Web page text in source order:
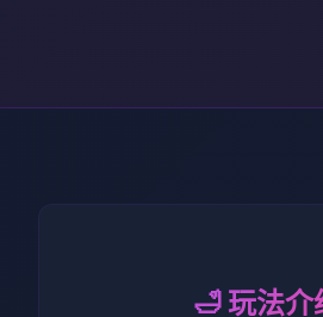
🛁 玩法介